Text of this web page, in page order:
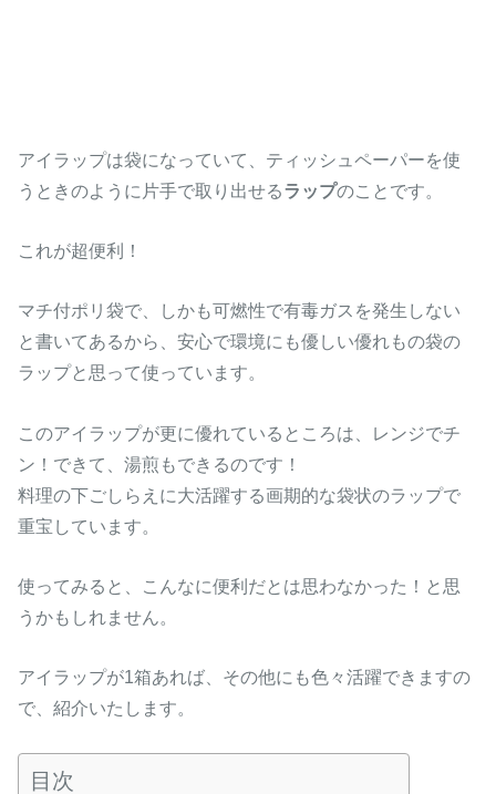
アイラップは袋になっていて、ティッシュペーパーを使
うときのように片手で取り出せるラップのことです。
これが超便利！
マチ付ポリ袋で、しかも可燃性で有毒ガスを発生しない
と書いてあるから、安心で環境にも優しい優れもの袋の
ラップと思って使っています。
このアイラップが更に優れているところは、レンジでチ
ン！できて、湯煎もできるのです！
料理の下ごしらえに大活躍する画期的な袋状のラップで
重宝しています。
使ってみると、こんなに便利だとは思わなかった！と思
うかもしれません。
アイラップが1箱あれば、その他にも色々活躍できますの
で、紹介いたします。
目次